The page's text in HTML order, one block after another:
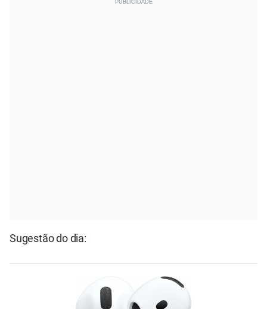
Sugestão do dia: